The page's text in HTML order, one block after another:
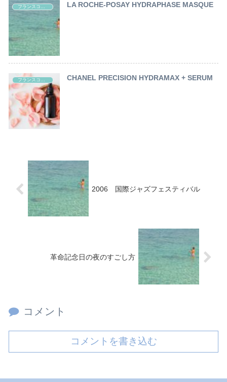
LA ROCHE-POSAY HYDRAPHASE MASQUE
フランスコスメ レポート CHANEL PRECISION HYDRAMAX + SERUM
2006 国際ジャズフェスティバル
革命記念日の夜のすごし方
コメント
コメントを書き込む